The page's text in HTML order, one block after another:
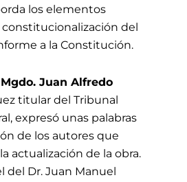
los elementos
del
a la Constitución.
Mgdo. Juan Alfredo
titular del Tribunal
expresó unas palabras
de los autores que
actualización de la obra.
del Dr. Juan Manuel